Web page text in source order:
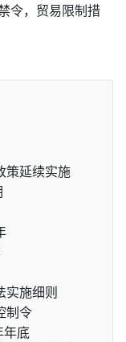
令，贸易限制措
策延续实施
实施细则
制令
年底